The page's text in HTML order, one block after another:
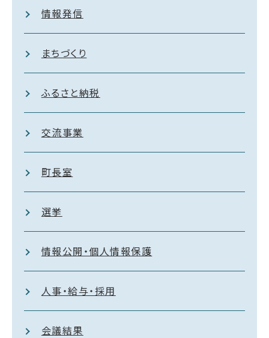
情報発信
まちづくり
ふるさと納税
交流事業
町長室
選挙
情報公開・個人情報保護
人事・給与・採用
会議結果